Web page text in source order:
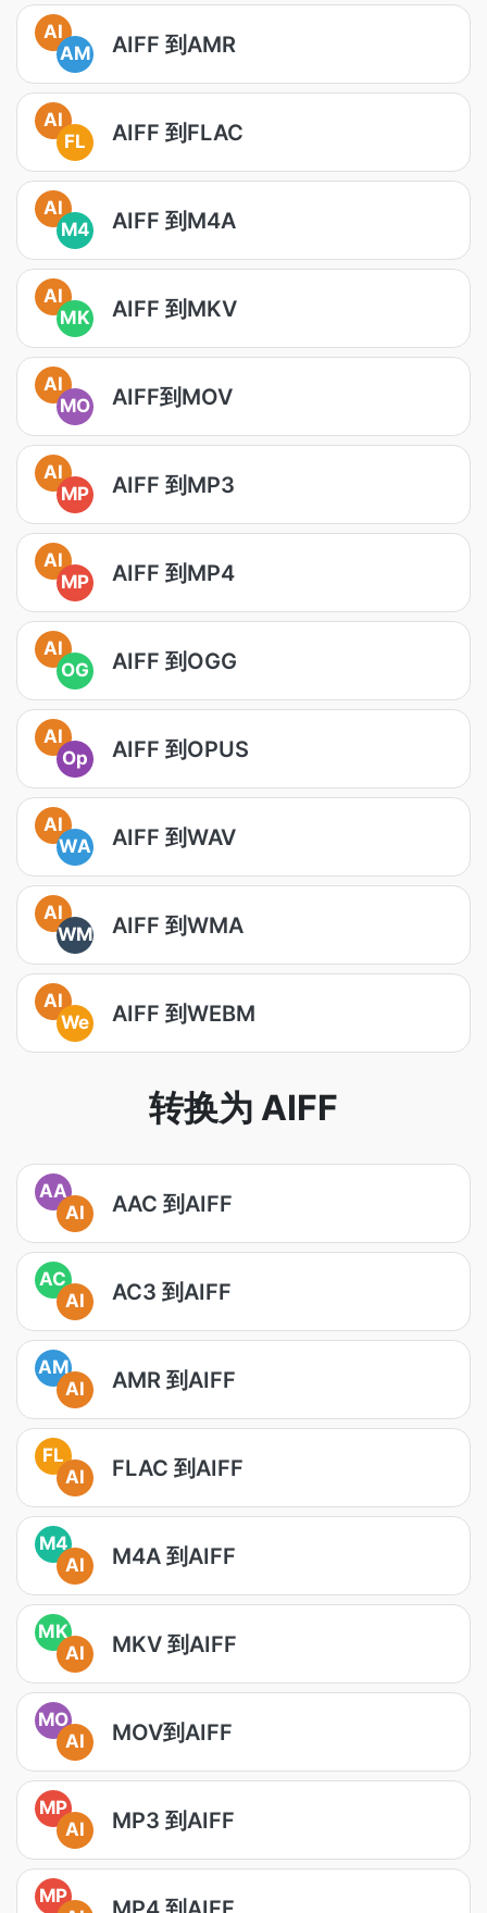
AI
AM
AIFF 到AMR
AI
FL
AIFF 到FLAC
AI
M4
AIFF 到M4A
AI
MK
AIFF 到MKV
AI
MO
AIFF到MOV
AI
MP
AIFF 到MP3
AI
MP
AIFF 到MP4
AI
OG
AIFF 到OGG
AI
Op
AIFF 到OPUS
AI
WA
AIFF 到WAV
AI
WM
AIFF 到WMA
AI
We
AIFF 到WEBM
转换为 AIFF
AA
AI
AAC 到AIFF
AC
AI
AC3 到AIFF
AM
AI
AMR 到AIFF
FL
AI
FLAC 到AIFF
M4
AI
M4A 到AIFF
MK
AI
MKV 到AIFF
MO
AI
MOV到AIFF
MP
AI
MP3 到AIFF
MP